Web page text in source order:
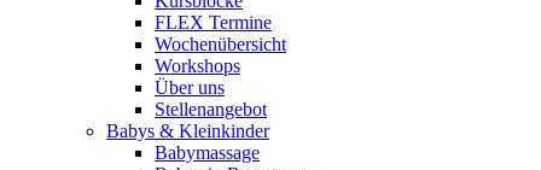
FLEX Termine
Wochenübersicht
Workshops
Über uns
Stellenangebot
Babys & Kleinkinder
Babymassage